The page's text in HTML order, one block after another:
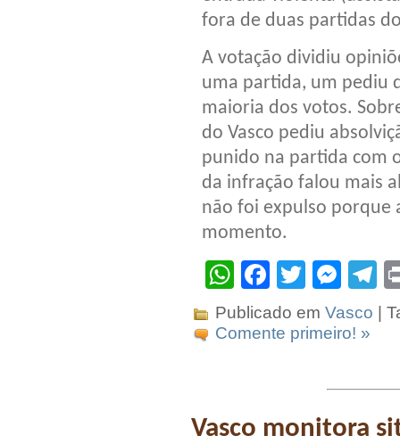
fora de duas partidas
A votação dividiu
uma partida, um pediu
maioria dos votos.
do Vasco pediu
punido na partida com
da infração falou mais
não foi expulso porque
momento.
WhatsApp
Facebook
Twitter
Publicado em Vasco |
Comente primeiro! »
Vasco monitora